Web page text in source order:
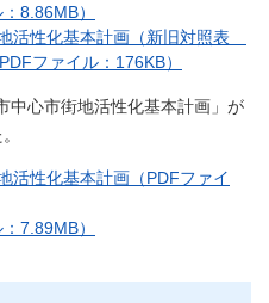
8.86MB）
活性化基本計画（新旧対照表
ファイル：176KB）
中心市街地活性化基本計画」が
活性化基本計画（PDFファイ
7.89MB）